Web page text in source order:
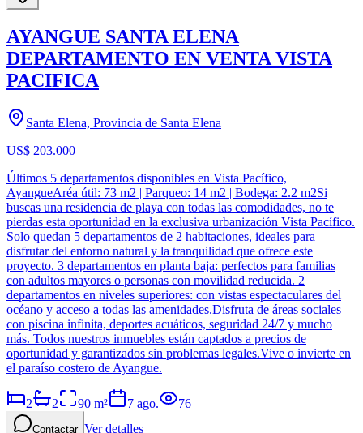
AYANGUE SANTA ELENA
DEPARTAMENTO EN VENTA VISTA
PACIFICA
Santa Elena, Provincia de Santa Elena
US$ 203.000
Últimos 5 departamentos disponibles en Vista Pacífico,
AyangueAréa útil: 73 m2 | Parqueo: 14 m2 | Bodega: 2.2 m2Si
buscas una residencia de playa con todas las comodidades, no te
pierdas esta oportunidad en la exclusiva urbanización Vista Pacífico.
Solo quedan 5 departamentos de 2 habitaciones, ideales para
disfrutar del entorno natural y la tranquilidad que ofrece este
proyecto. 3 departamentos en planta baja: perfectos para familias
con adultos mayores o personas con movilidad reducida. 2
departamentos en niveles superiores: con vistas espectaculares del
océano y acceso a todas las amenidades.Disfruta de áreas sociales
con piscina infinita, deportes acuáticos, seguridad 24/7 y mucho
más. Todos nuestros inmuebles están captados a precios de
oportunidad y garantizados sin problemas legales.Vive o invierte en
el paraíso costero de Ayangue.
2 2 90 m² 7 ago. 76
Contactar Ver detalles